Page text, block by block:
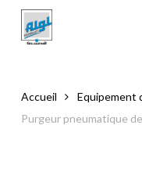
main
Accueil Equipement
Purgeur pneumatique